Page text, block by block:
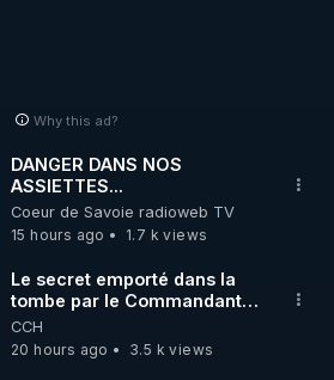
rdlr_thierrycasasnovas/
RGNR (stages,
Why this ad?
DANGER DANS NOS
ASSIETTES...
Coeur de Savoie radioweb TV
15 hours ago
1.7 k views
Le secret emporté dans la
tombe par le Commandant
Cousteau le 25 juin 1997
CCH
20 hours ago
3.5 k views